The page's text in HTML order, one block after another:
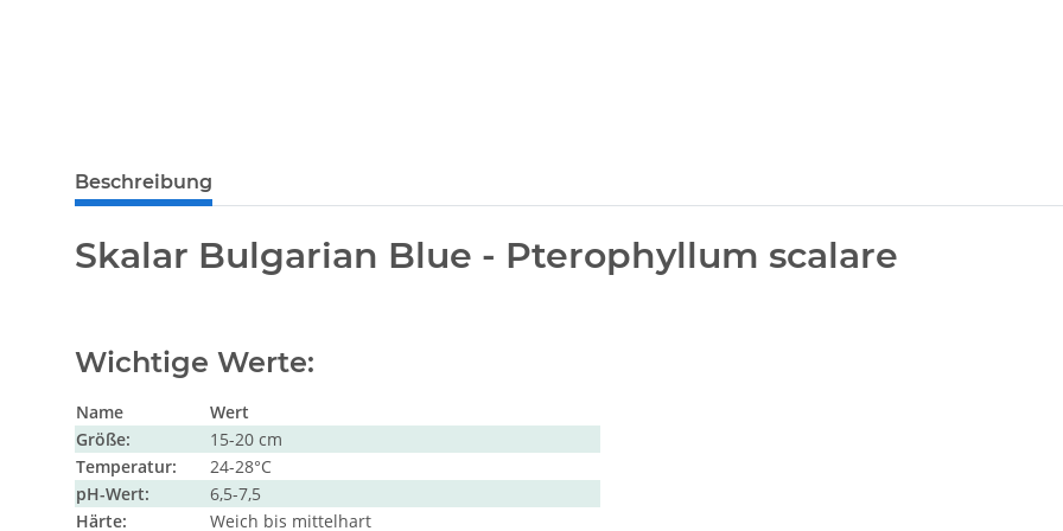
Beschreibung
Skalar Bulgarian Blue - Pterophyllum scalare
Wichtige Werte:
Name
Wert
Größe:
15-20 cm
Temperatur:
24-28°C
pH-Wert:
6,5-7,5
Härte:
Weich bis mittelhart